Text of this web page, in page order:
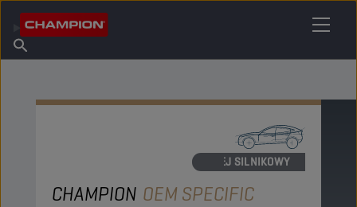
O firmie Champion
Znajdź punkt sprzedaży
OLEJ SILNIKOWY
CHAMPION OEM SPECIFIC